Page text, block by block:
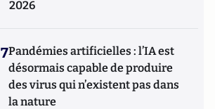
2026
7Pandémies artificielles : l’IA est
désormais capable de produire
des virus qui n’existent pas dans
la nature